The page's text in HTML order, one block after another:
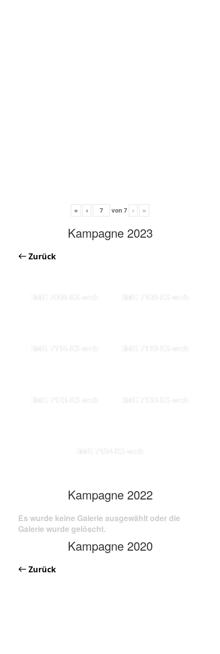
« ‹ von 7 › »
Kampagne 2023
Zurück
IMG 7098-KS-web IMG 7109-KS-web
IMG 7116-KS-web IMG 7119-KS-web
IMG 7123-KS-web IMG 7130-KS-web
IMG 7134-KS-web
Kampagne 2022
Es wurde keine Galerie ausgewählt oder die
Galerie wurde gelöscht.
Kampagne 2020
Zurück